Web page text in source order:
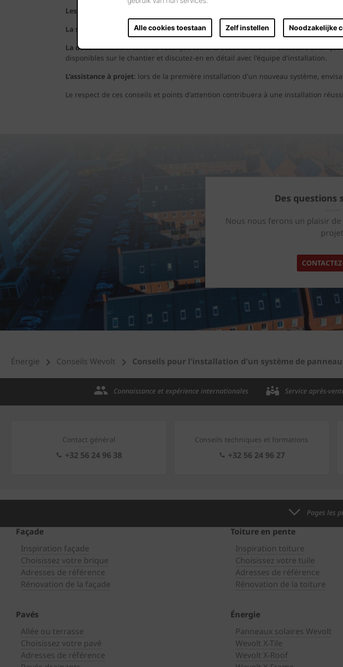
Alle cookies toestaan Zelf instellen Noodzakelijke
Les certificats et réglementations
La sécurisation des matériaux: stockez les panneaux photovoltaïques non
La documentation: assurez-vous que toute la documentation nécessaire ainsi
disponibles sur le chantier et discutez-en en détail avec l'équipe d'installation.
L’assistance à projet: lors de la première installation d'un nouveau système,
Le respect de ces conseils et points d'attention contribuera à une installation
Des questions
Nous nous ferons un plaisir
Énergie Conseils Wevolt Conseils pour l'installation d'un système de
Connaissance et expérience internationales Service après-
Contact général
+32 56 24 96 38
Conseils techniques et formations
+32 56 24 96 27
Pages les
Façade
Inspiration façade
Choisissez votre brique
Adresses de référence
Rénovation de la façade
Toiture en pente
Inspiration toiture
Choisissez votre tuile
Adresses de référence
Rénovation de la toiture
Pavés
Allée ou terrasse
Choisissez votre pavé
Adresses de référence
Énergie
Panneaux solaires Wevolt
Wevolt X-Tile
Wevolt X-Roof